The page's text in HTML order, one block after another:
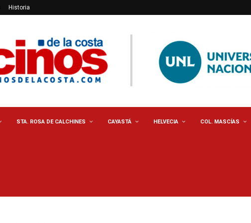
Historia
STA. ROSA DE CALCHINES CAYASTÁ HELVECIA COL. MASCÍAS